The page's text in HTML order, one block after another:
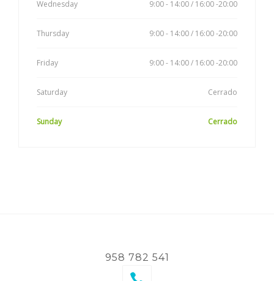
Wednesday 9:00 - 14:00 / 16:00 -20:00
Thursday 9:00 - 14:00 / 16:00 -20:00
Friday 9:00 - 14:00 / 16:00 -20:00
Saturday Cerrado
Sunday Cerrado
958 782 541